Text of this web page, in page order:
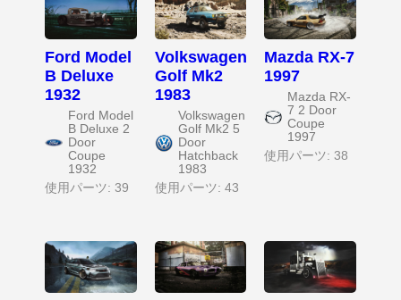
Ford Model
B Deluxe
1932
Ford Model
B Deluxe 2
Door
Coupe
1932
使用パーツ: 39
Volkswagen
Golf Mk2
1983
Volkswagen
Golf Mk2 5
Door
Hatchback
1983
使用パーツ: 43
Mazda RX-7
1997
Mazda RX-
7 2 Door
Coupe
1997
使用パーツ: 38